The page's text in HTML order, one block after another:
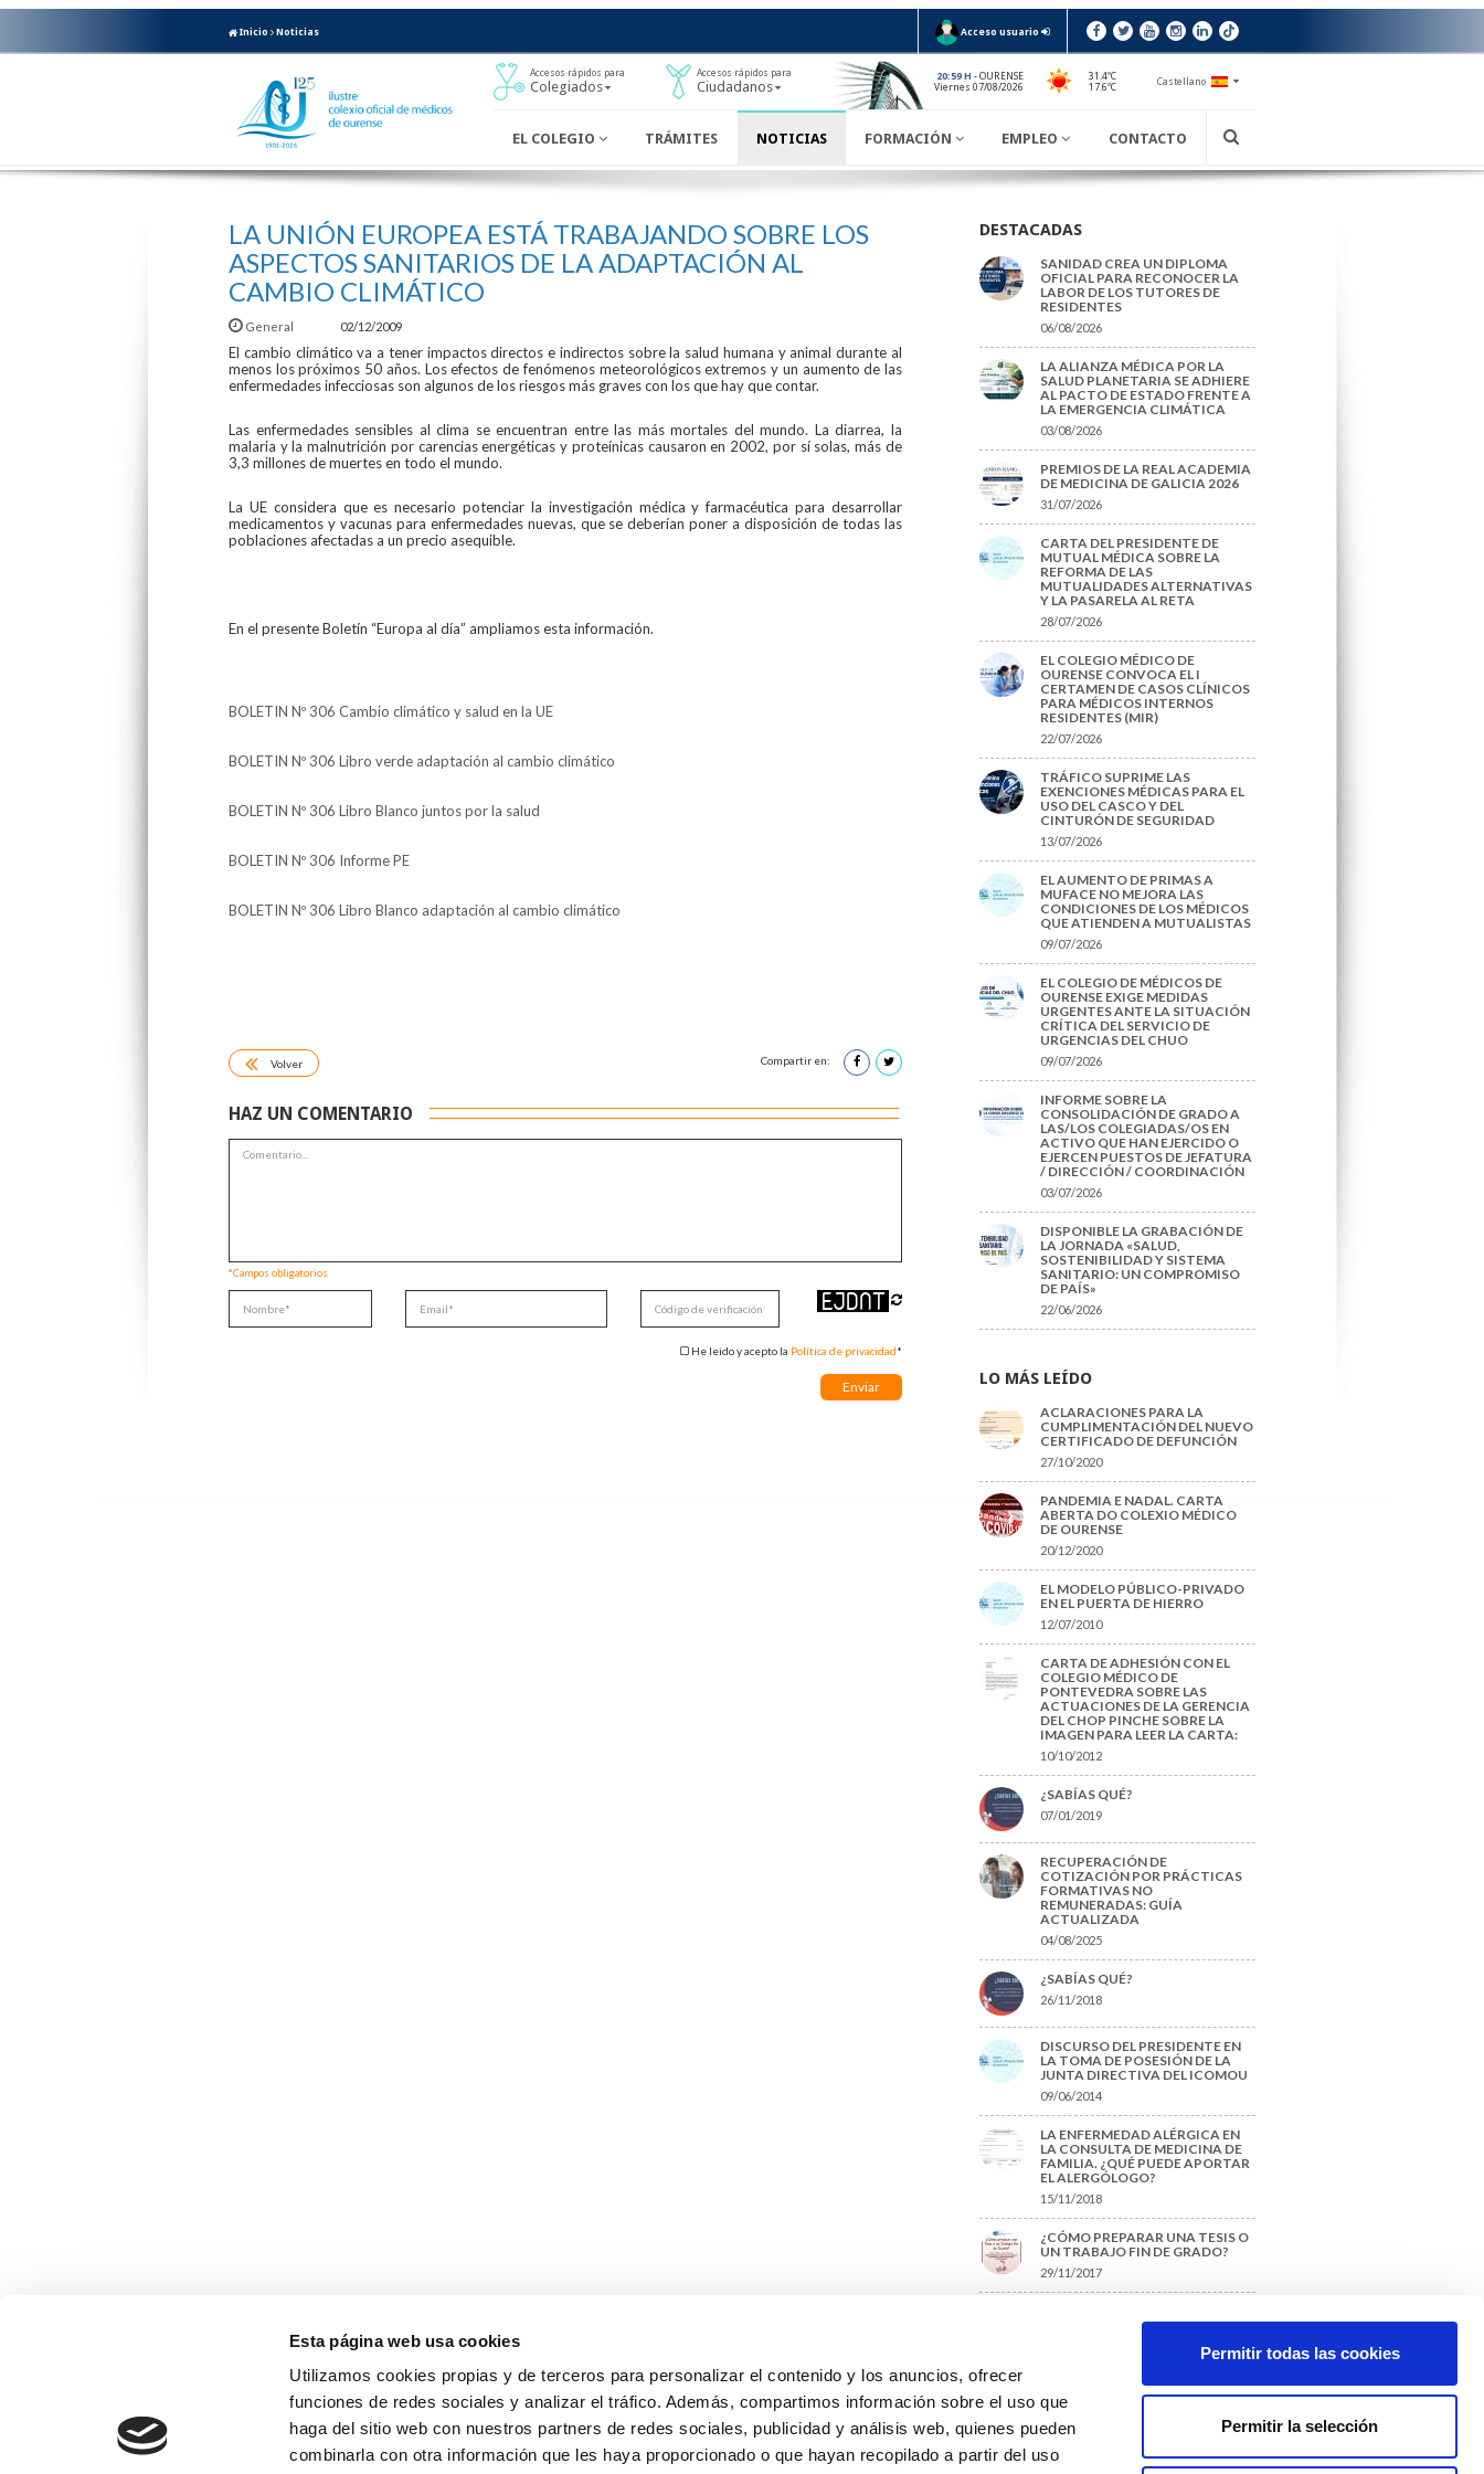
Esta página web usa cookies
Utilizamos cookies propias y de terceros para personalizar el contenido y los anuncios, ofrecer
funciones de redes sociales y analizar el tráfico. Además, compartimos información sobre el uso que
haga del sitio web con nuestros partners de redes sociales, publicidad y análisis web, quienes pueden
combinarla con otra información que les haya proporcionado o que hayan recopilado a partir del uso
Permitir todas las cookies
Permitir la selección
Inicio Noticias Acceso usuario
Accesos rápidos para
Colegiados
Accesos rápidos para
Ciudadanos
20:59 H - OURENSE
Viernes 07/08/2026
31.4ºC
17.6ºC
Castellano
EL COLEGIO TRÁMITES NOTICIAS FORMACIÓN EMPLEO CONTACTO
LA UNIÓN EUROPEA ESTÁ TRABAJANDO SOBRE LOS
ASPECTOS SANITARIOS DE LA ADAPTACIÓN AL
CAMBIO CLIMÁTICO
General 02/12/2009
El cambio climático va a tener impactos directos e indirectos sobre la salud humana y animal durante al
menos los próximos 50 años. Los efectos de fenómenos meteorológicos extremos y un aumento de las
enfermedades infecciosas son algunos de los riesgos más graves con los que hay que contar.
Las enfermedades sensibles al clima se encuentran entre las más mortales del mundo. La diarrea, la
malaria y la malnutrición por carencias energéticas y proteínicas causaron en 2002, por sí solas, más de
3,3 millones de muertes en todo el mundo.
La UE considera que es necesario potenciar la investigación médica y farmacéutica para desarrollar
medicamentos y vacunas para enfermedades nuevas, que se deberían poner a disposición de todas las
poblaciones afectadas a un precio asequible.
En el presente Boletín “Europa al día” ampliamos esta información.
BOLETIN Nº 306 Cambio climático y salud en la UE
BOLETIN Nº 306 Libro verde adaptación al cambio climático
BOLETIN Nº 306 Libro Blanco juntos por la salud
BOLETIN Nº 306 Informe PE
BOLETIN Nº 306 Libro Blanco adaptación al cambio climático
Volver Compartir en:
HAZ UN COMENTARIO
*Campos obligatorios
He leido y acepto la Política de privacidad*
DESTACADAS
SANIDAD CREA UN DIPLOMA
OFICIAL PARA RECONOCER LA
LABOR DE LOS TUTORES DE
RESIDENTES
06/08/2026
LA ALIANZA MÉDICA POR LA
SALUD PLANETARIA SE ADHIERE
AL PACTO DE ESTADO FRENTE A
LA EMERGENCIA CLIMÁTICA
03/08/2026
PREMIOS DE LA REAL ACADEMIA
DE MEDICINA DE GALICIA 2026
31/07/2026
CARTA DEL PRESIDENTE DE
MUTUAL MÉDICA SOBRE LA
REFORMA DE LAS
MUTUALIDADES ALTERNATIVAS
Y LA PASARELA AL RETA
28/07/2026
EL COLEGIO MÉDICO DE
OURENSE CONVOCA EL I
CERTAMEN DE CASOS CLÍNICOS
PARA MÉDICOS INTERNOS
RESIDENTES (MIR)
22/07/2026
TRÁFICO SUPRIME LAS
EXENCIONES MÉDICAS PARA EL
USO DEL CASCO Y DEL
CINTURÓN DE SEGURIDAD
13/07/2026
EL AUMENTO DE PRIMAS A
MUFACE NO MEJORA LAS
CONDICIONES DE LOS MÉDICOS
QUE ATIENDEN A MUTUALISTAS
09/07/2026
EL COLEGIO DE MÉDICOS DE
OURENSE EXIGE MEDIDAS
URGENTES ANTE LA SITUACIÓN
CRÍTICA DEL SERVICIO DE
URGENCIAS DEL CHUO
09/07/2026
INFORME SOBRE LA
CONSOLIDACIÓN DE GRADO A
LAS/LOS COLEGIADAS/OS EN
ACTIVO QUE HAN EJERCIDO O
EJERCEN PUESTOS DE JEFATURA
/ DIRECCIÓN / COORDINACIÓN
03/07/2026
DISPONIBLE LA GRABACIÓN DE
LA JORNADA «SALUD,
SOSTENIBILIDAD Y SISTEMA
SANITARIO: UN COMPROMISO
DE PAÍS»
22/06/2026
LO MÁS LEÍDO
ACLARACIONES PARA LA
CUMPLIMENTACIÓN DEL NUEVO
CERTIFICADO DE DEFUNCIÓN
27/10/2020
PANDEMIA E NADAL. CARTA
ABERTA DO COLEXIO MÉDICO
DE OURENSE
20/12/2020
EL MODELO PÚBLICO-PRIVADO
EN EL PUERTA DE HIERRO
12/07/2010
CARTA DE ADHESIÓN CON EL
COLEGIO MÉDICO DE
PONTEVEDRA SOBRE LAS
ACTUACIONES DE LA GERENCIA
DEL CHOP PINCHE SOBRE LA
IMAGEN PARA LEER LA CARTA:
10/10/2012
¿SABÍAS QUÉ?
07/01/2019
RECUPERACIÓN DE
COTIZACIÓN POR PRÁCTICAS
FORMATIVAS NO
REMUNERADAS: GUÍA
ACTUALIZADA
04/08/2025
¿SABÍAS QUÉ?
26/11/2018
DISCURSO DEL PRESIDENTE EN
LA TOMA DE POSESIÓN DE LA
JUNTA DIRECTIVA DEL ICOMOU
09/06/2014
LA ENFERMEDAD ALÉRGICA EN
LA CONSULTA DE MEDICINA DE
FAMILIA. ¿QUÉ PUEDE APORTAR
EL ALERGÓLOGO?
15/11/2018
¿CÓMO PREPARAR UNA TESIS O
UN TRABAJO FIN DE GRADO?
29/11/2017
protección de datos